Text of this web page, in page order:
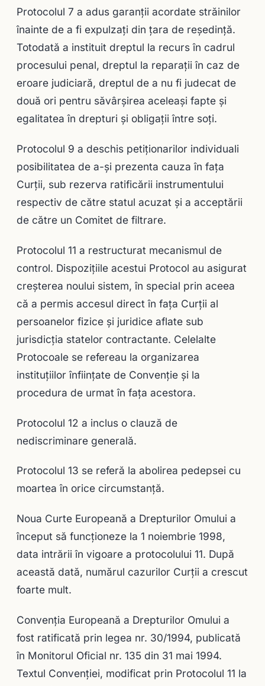
Protocolul 7 a adus garanții acordate străinilor
înainte de a fi expulzați din țara de reședință.
Totodată a instituit dreptul la recurs în cadrul
procesului penal, dreptul la reparații în caz de
eroare judiciară, dreptul de a nu fi judecat de
două ori pentru săvârșirea aceleași fapte și
egalitatea în drepturi și obligații între soți.
Protocolul 9 a deschis petiţionarilor individuali
posibilitatea de a-şi prezenta cauza în faţa
Curţii, sub rezerva ratificării instrumentului
respectiv de către statul acuzat şi a acceptării
de către un Comitet de filtrare.
Protocolul 11 a restructurat mecanismul de
control. Dispoziţiile acestui Protocol au asigurat
creşterea noului sistem, în special prin aceea
că a permis accesul direct în faţa Curţii al
persoanelor fizice şi juridice aflate sub
jurisdicţia statelor contractante. Celelalte
Protocoale se refereau la organizarea
instituţiilor înfiinţate de Convenţie şi la
procedura de urmat în faţa acestora.
Protocolul 12 a inclus o clauză de
nediscriminare generală.
Protocolul 13 se referă la abolirea pedepsei cu
moartea în orice circumstanță.
Noua Curte Europeană a Drepturilor Omului a
început să funcţioneze la 1 noiembrie 1998,
data intrării în vigoare a protocolului 11. După
această dată, numărul cazurilor Curţii a crescut
foarte mult.
Convenţia Europeană a Drepturilor Omului a
fost ratificată prin legea nr. 30/1994, publicată
în Monitorul Oficial nr. 135 din 31 mai 1994.
Textul Convenţiei, modificat prin Protocolul 11 la